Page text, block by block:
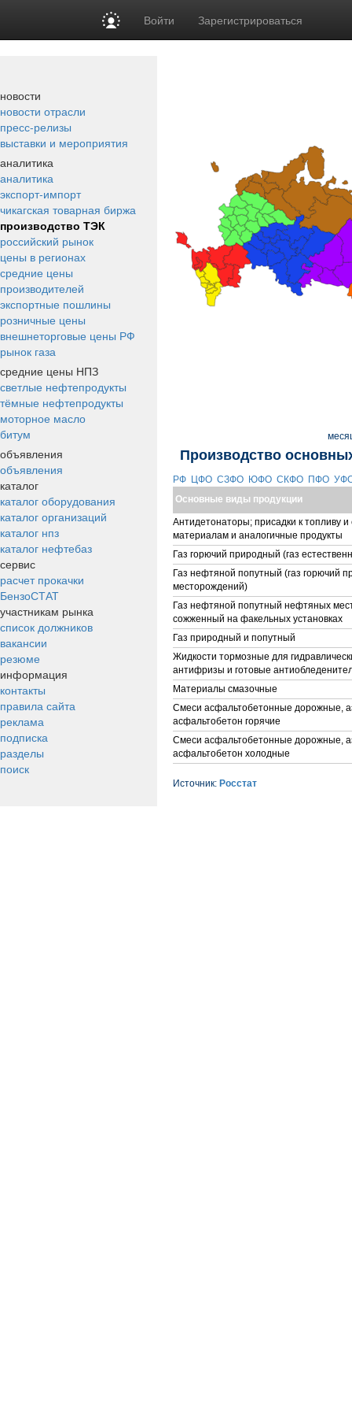
Войти Зарегистрироваться
новости
новости отрасли
пресс-релизы
выставки и мероприятия
аналитика
аналитика
экспорт-импорт
чикагская товарная биржа
производство ТЭК
российский рынок
цены в регионах
средние цены
производителей
экспортные пошлины
розничные цены
внешнеторговые цены РФ
рынок газа
средние цены НПЗ
светлые нефтепродукты
тёмные нефтепродукты
моторное масло
битум
объявления
объявления
каталог
каталог оборудования
каталог организаций
каталог нпз
каталог нефтебаз
сервис
расчет прокачки
БензоСТАТ
участникам рынка
список должников
вакансии
резюме
информация
контакты
правила сайта
реклама
подписка
разделы
поиск
Производство
РФ ЦФО СЗФО ЮФО СКФО ПФО
Основные виды продукции
Антидетонаторы; присадки к топливу
материалам и аналогичные продукты
Газ горючий природный (газ
Газ нефтяной попутный (газ горючий
месторождений)
Газ нефтяной попутный нефтяных
сожженный на факельных установках
Газ природный и попутный
Жидкости тормозные для
антифризы и готовые
Материалы смазочные
Смеси асфальтобетонные дорожные,
асфальтобетон горячие
Смеси асфальтобетонные дорожные,
асфальтобетон холодные
Источник: Росстат